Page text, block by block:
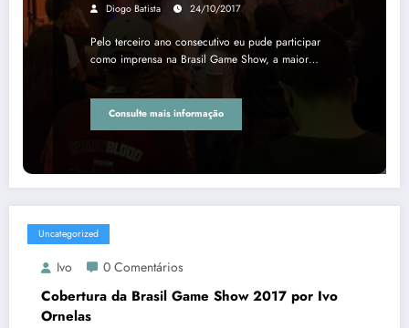
Diogo Batista 24/10/2017
Pelo terceiro ano consecutivo eu pude participar
como imprensa na Brasil Game Show, a maior…
Consulte mais informação
Uncategorized
Ivo 0 Comentários
Cobertura da Brasil Game Show 2017 por Ivo
Ornelas